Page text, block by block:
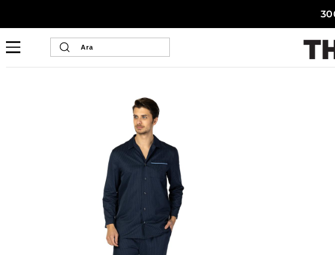
Ana Sayfa Erkek Ev Giyim U-Erkek Pijama